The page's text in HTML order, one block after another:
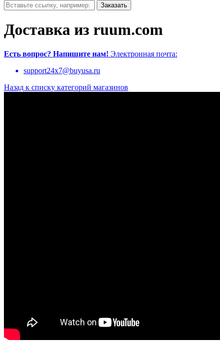
Доставка из ruum.com
Есть вопрос? Напишите нам! Электронная почта:
support24x7@buyusa.ru
Назад к списку категорий магазинов